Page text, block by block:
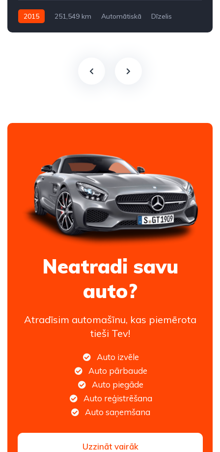
2015 251,549 km Automātiskā
Dīzelis
Neatradi savu
auto?
Atradīsim automašīnu, kas piemērota
tieši Tev!
Auto izvēle
Auto pārbaude
Auto piegāde
Auto reģistrēšana
Auto saņemšana
Uzzināt vairāk